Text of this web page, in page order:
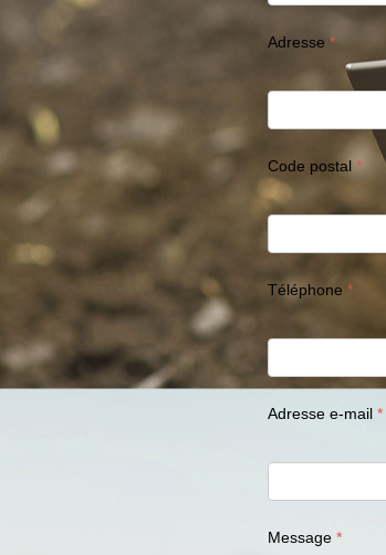
Adresse
Code postal
Téléphone
Adresse e-mail
Message